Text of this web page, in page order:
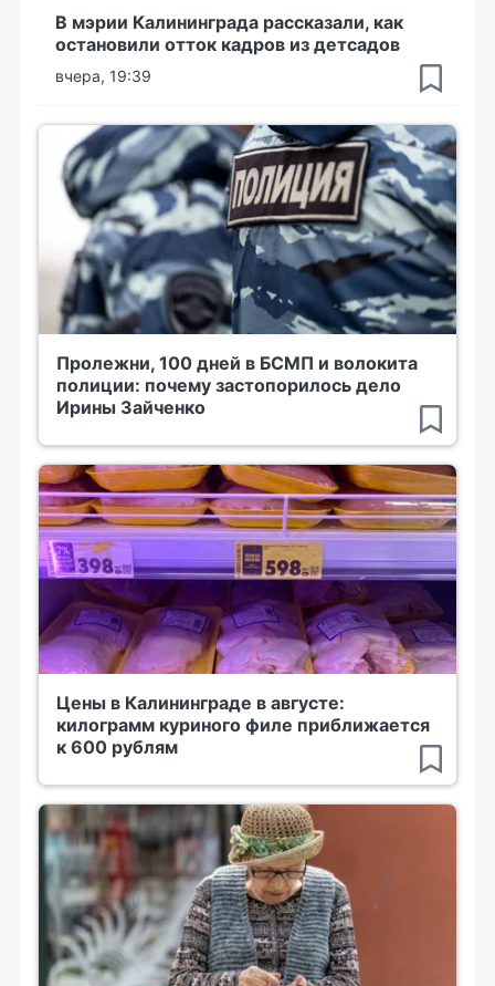
В мэрии Калининграда рассказали, как
остановили отток кадров из детсадов
вчера, 19:39
Пролежни, 100 дней в БСМП и волокита
полиции: почему застопорилось дело
Ирины Зайченко
Цены в Калининграде в августе:
килограмм куриного филе приближается
к 600 рублям